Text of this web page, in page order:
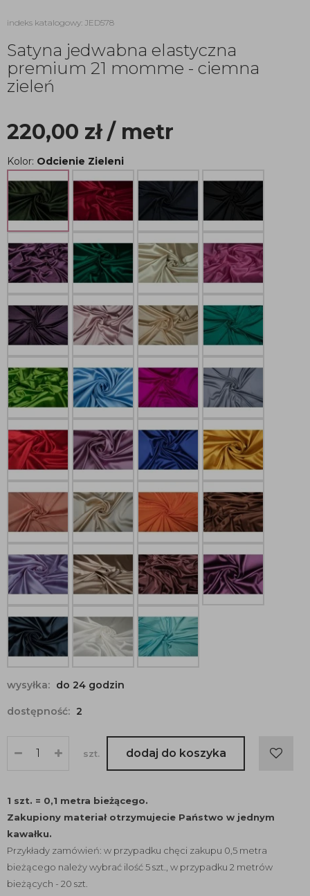
indeks katalogowy: JED578
Satyna jedwabna elastyczna
premium 21 momme - ciemna
zieleń
220,00 zł/ metr
Kolor: Odcienie Zieleni
wysyłka: do 24 godzin
dostępność: 2
szt. dodaj do koszyka
1 szt. = 0,1 metra bieżącego.
Zakupiony materiał otrzymujecie Państwo w jednym
kawałku.
Przykłady zamówień: w przypadku chęci zakupu 0,5 metra
bieżącego należy wybrać ilość 5 szt., w przypadku 2 metrów
bieżących - 20 szt.